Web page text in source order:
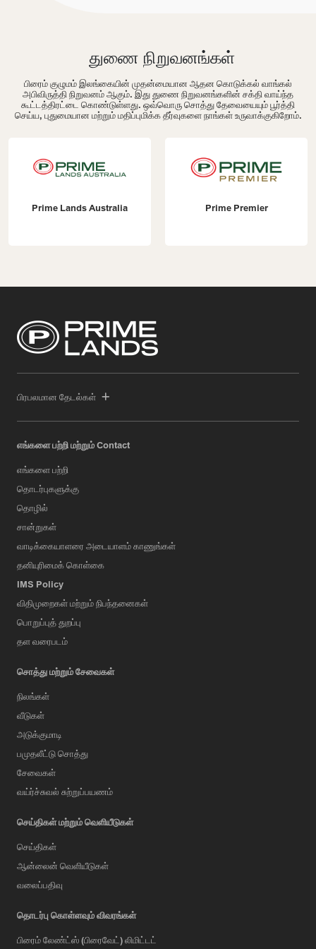
துணை நிறுவனங்கள்
பிரைம் குழுமம் இலங்கையின் முதன்மையான ஆதன கொடுக்கல் வாங்கல்
அபிவிருத்தி நிறுவனம் ஆகும். இது துணை நிறுவனங்களின் சக்தி வாய்ந்த
கூட்டத்திரட்டை கொண்டுள்ளது. ஒவ்வொரு சொத்து தேவையையும் பூர்த்தி
செய்ய, புதுமையான மற்றும் மதிப்புமிக்க தீர்வுகளை நாங்கள் உருவாக்குகிறோம்.
Prime Lands Australia Prime Premier
பிரபலமான தேடல்கள்
எங்களை பற்றி மற்றும் Contact
எங்களை பற்றி
தொடர்புகளுக்கு
தொழில்
சான்றுகள்
வாடிக்கையாளரை அடையாளம் காணுங்கள்
தனியுரிமைக் கொள்கை
IMS Policy
விதிமுறைகள் மற்றும் நிபந்தனைகள்
பொறுப்புத் துறப்பு
தள வரைபடம்
சொத்து மற்றும் சேவைகள்
நிலங்கள்
வீடுகள்
அடுக்குமாடி
பமுதலீட்டு சொத்து
சேவைகள்
வய்ர்ச்சுவல் சுற்றுப்பயணம்
செய்திகள் மற்றும் வெளியீடுகள்
செய்திகள்
ஆன்லைன் வெளியீடுகள்
வலைப்பதிவு
தொடர்பு கொள்ளவும் விவரங்கள்
பிரைம் லேண்ட்ஸ் (பிரைவேட்) லிமிட்டட்